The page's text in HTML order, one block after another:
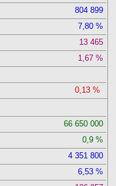
804 899
7,80
13 465
1,67
0,13
66 650 000
0,9
4 351 800
6,53